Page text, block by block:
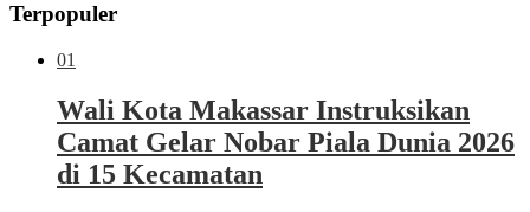
Terpopuler
01
Wali Kota Makassar Instruksikan
Camat Gelar Nobar Piala Dunia 2026
di 15 Kecamatan